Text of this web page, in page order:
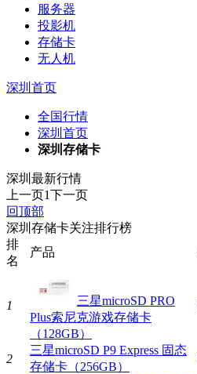
服务器
投影机
存储卡
无人机
深圳首页
全国行情
深圳首页
深圳存储卡
深圳最新行情
上一页1下一页
回顶部
深圳存储卡关注排行榜
排
名
产品
1
三星microSD PRO
Plus索尼克游戏存储卡
（128GB）
2
三星microSD P9 Express 固态
存储卡（256GB）